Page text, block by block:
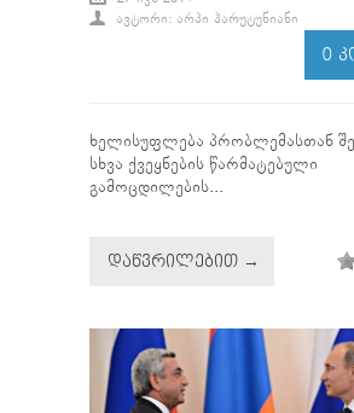
ᲐᲕᲢᲝᲠᲘ: ᲐᲠᲞᲘ ᲰᲐᲠᲣᲢᲣᲜᲘᲐᲜᲘ
0
ხელისუფლება პრობლემასთან
სხვა ქვეყნების წარმატებული
გამოცდილების...
ᲓᲐᲬᲕᲠᲘᲚᲔᲑᲘᲗ →